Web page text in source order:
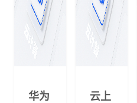
华为 云上